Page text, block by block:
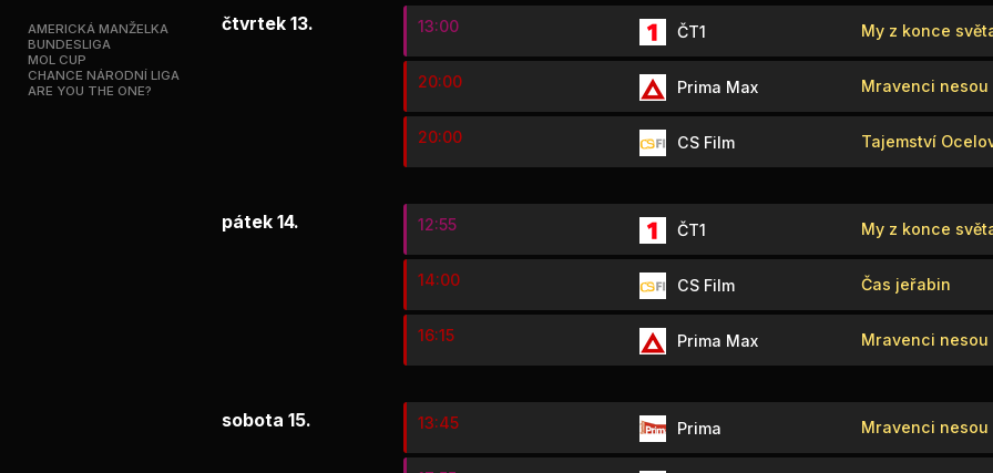
AMERICKÁ MANŽELKA
BUNDESLIGA
MOL CUP
CHANCE NÁRODNÍ LIGA
ARE YOU THE ONE?
čtvrtek 13. 13:00 ČT1 My z konce
20:00 Prima Max Mravenci nesou
20:00 CS Film Tajemství
pátek 14. 12:55 ČT1 My z konce
14:00 CS Film Čas jeřabin
16:15 Prima Max Mravenci nesou
sobota 15. 13:45 Prima Mravenci nesou